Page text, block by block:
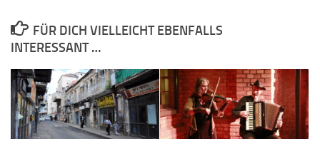
FÜR DICH VIELLEICHT EBENFALLS
INTERESSANT …